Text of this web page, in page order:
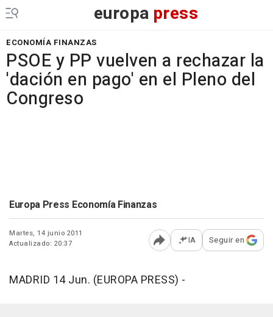
europa press
ECONOMÍA FINANZAS
PSOE y PP vuelven a rechazar la
'dación en pago' en el Pleno del
Congreso
Europa Press Economía Finanzas
Martes, 14 junio 2011
Actualizado: 20:37
Abrir opciones para
IA Seguir en
MADRID 14 Jun. (EUROPA PRESS) -